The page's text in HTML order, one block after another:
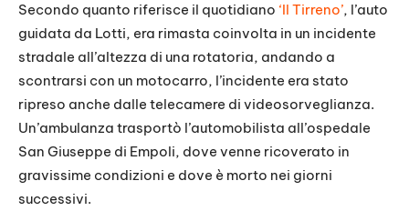
Secondo quanto riferisce il quotidiano ‘Il Tirreno’, l’auto
guidata da Lotti, era rimasta coinvolta in un incidente
stradale all’altezza di una rotatoria, andando a
scontrarsi con un motocarro, l’incidente era stato
ripreso anche dalle telecamere di videosorveglianza.
Un’ambulanza trasportò l’automobilista all’ospedale
San Giuseppe di Empoli, dove venne ricoverato in
gravissime condizioni e dove è morto nei giorni
successivi.